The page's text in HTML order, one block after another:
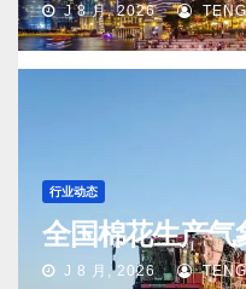
J 8 月, 2026 TENG
行业动态
全国棉花生产
J 8 月, 2026 TENG